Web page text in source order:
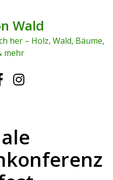
Wald
her – Holz, Wald, Bäume,
mehr